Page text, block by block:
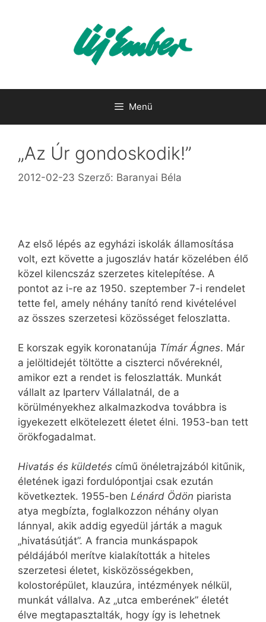
Menü
„Az Úr gondoskodik!”
2012-02-23 Szerző: Baranyai Béla
Az első lépés az egyházi iskolák államosítása
volt, ezt követte a jugoszláv határ közelében élő
közel kilencszáz szerzetes kitelepítése. A
pontot az i-re az 1950. szeptember 7-i rendelet
tette fel, amely néhány tanító rend kivételével
az összes szerzetesi közösséget feloszlatta.
E korszak egyik koronatanúja Tímár Ágnes. Már
a jelöltidejét töltötte a ciszterci nővéreknél,
amikor ezt a rendet is feloszlatták. Munkát
vállalt az Iparterv Vállalatnál, de a
körülményekhez alkalmazkodva továbbra is
igyekezett elkötelezett életet élni. 1953-ban tett
örökfogadalmat.
Hivatás és küldetés című önéletrajzából kitűnik,
életének igazi fordulópontjai csak ezután
következtek. 1955-ben Lénárd Ödön piarista
atya megbízta, foglalkozzon néhány olyan
lánnyal, akik addig egyedül járták a maguk
„hivatásútját”. A francia munkáspapok
példájából merítve kialakították a hiteles
szerzetesi életet, kisközösségekben,
kolostorépület, klauzúra, intézmények nélkül,
munkát vállalva. Az „utca emberének” életét
élve megtapasztalták, hogy így is lehetnek